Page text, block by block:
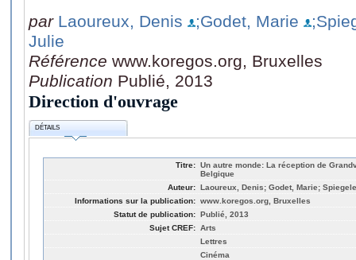
par Laoureux, Denis ;Godet, Marie
Julie
Référence www.koregos.org, Bruxelles
Publication Publié, 2013
Direction d'ouvrage
DÉTAILS
Titre: Un autre monde: La réception de
Belgique
Auteur: Laoureux, Denis; Godet, Marie;
Informations sur la publication: www.koregos.org, Bruxelles
Statut de publication: Publié, 2013
Sujet CREF: Arts
Lettres
Cinéma